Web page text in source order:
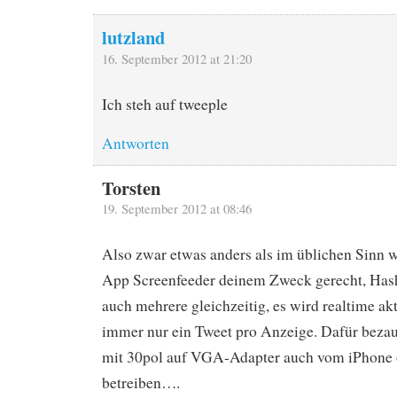
lutzland
16. September 2012 at 21:20
Ich steh auf tweeple
Antworten
Torsten
19. September 2012 at 08:46
Also zwar etwas anders als im üblichen Sinn
App Screenfeeder deinem Zweck gerecht,
auch mehrere gleichzeitig, es wird realtime
immer nur ein Tweet pro Anzeige. Dafür
mit 30pol auf VGA-Adapter auch vom iPhone
betreiben….